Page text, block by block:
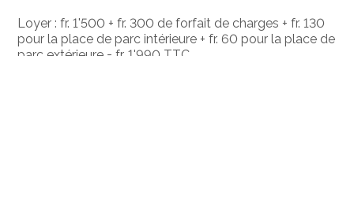
Loyer : fr. 1'500 + fr. 300 de forfait de charges + fr. 130
pour la place de parc intérieure + fr. 60 pour la place de
parc extérieure = fr. 1'990 TTC